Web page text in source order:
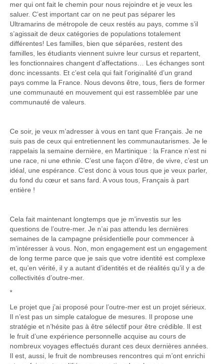
mer qui ont fait le chemin pour nous rejoindre et je veux les
saluer. C’est important car on ne peut pas séparer les
Ultramarins de métropole de ceux restés au pays, comme s’il
s’agissait de deux catégories de populations totalement
différentes! Les familles, bien que séparées, restent des
familles, les étudiants viennent suivre leur cursus et repartent,
les fonctionnaires changent d’affectations… Les échanges sont
donc incessants. Et c’est cela qui fait l’originalité d’un grand
pays comme la France. Nous devons être, tous, fiers de former
une communauté en mouvement qui est rassemblée par une
communauté de valeurs.
Ce soir, je veux m’adresser à vous en tant que Français. Je ne
suis pas de ceux qui entretiennent les communautarismes. Je le
rappelais la semaine dernière, en Martinique : la France n’est ni
une race, ni une ethnie. C’est une façon d’être, de vivre, c’est un
idéal, une espérance. C’est donc à vous tous que je veux parler,
du fond du cœur et sans fard. A vous tous, Français à part
entière !
Cela fait maintenant longtemps que je m’investis sur les
questions de l’outre-mer. Je n’ai pas attendu les dernières
semaines de la campagne présidentielle pour commencer à
m’intéresser à vous. Non, mon engagement est un engagement
de long terme parce que je sais que votre identité est complexe
et, qu’en vérité, il y a autant d’identités et de réalités qu’il y a de
collectivités d’outre-mer.
*
Le projet que j’ai proposé pour l’outre-mer est un projet sérieux.
Il n’est pas un simple catalogue de mesures. Il propose une
stratégie et n’hésite pas à être sélectif pour être crédible. Il est
le fruit d’une expérience personnelle acquise au cours de
nombreux voyages effectués durant ces deux dernières années.
Il est, aussi, le fruit de nombreuses rencontres qui m’ont enrichi